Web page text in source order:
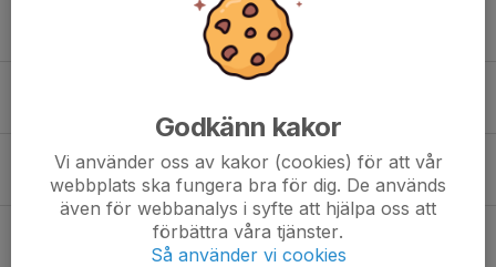
Tävlingsdags på bana
0
Strömmingsloppet 23 maj
Träningsinfo
12 apr, 10:05 0
Påsklov och träningsinfo
31 mar, 21:50 0
Godkänn kakor
Vi använder oss av kakor (cookies) för att vår
webbplats ska fungera bra för dig. De används
även för webbanalys i syfte att hjälpa oss att
förbättra våra tjänster.
Så använder vi cookies